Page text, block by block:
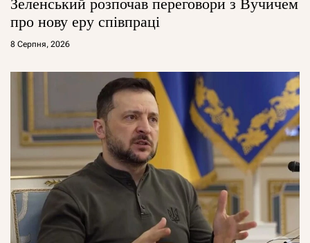
Зеленський розпочав переговори з Вучичем
про нову еру співпраці
8 Серпня, 2026